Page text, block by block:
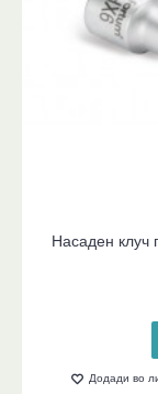
Насаден клуч
Додади во